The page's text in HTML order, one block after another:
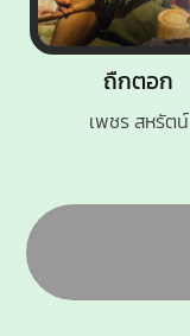
ถืกตอก
เพชร สหรัตน์